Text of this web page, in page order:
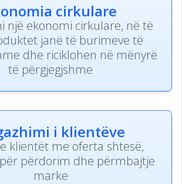
cirkulare
një ekonomi cirkulare, në të
janë të burimeve të
dhe riciklohen në mënyrë
të përgjegjshme
i klientëve
klientët me oferta shtesë,
përdorim dhe përmbajtje
marke